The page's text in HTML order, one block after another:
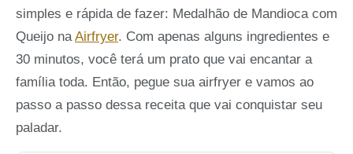
simples e rápida de fazer: Medalhão de Mandioca com
Queijo naAirfryer. Com apenas alguns ingredientes e
30 minutos, você terá um prato que vai encantar a
família toda. Então, pegue sua airfryer e vamos ao
passo a passo dessa receita que vai conquistar seu
paladar.